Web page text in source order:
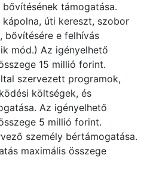
támogatása.
úti kereszt, szobor
bővítésére e felhívás
mód.) Az igényelhető
15 millió forint.
szervezett programok,
költségek, és
Az igényelhető
5 millió forint.
személy bértámogatása.
maximális összege